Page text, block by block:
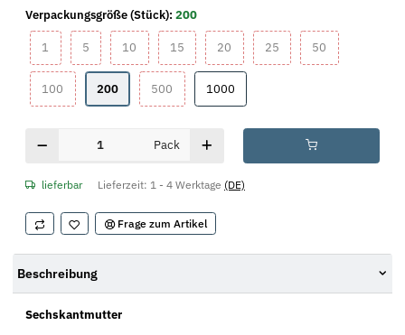
Verpackungsgröße (Stück): 200
1 55 10 10 1515 20 20 2525 50 50
100 100 200200 500 500 10001000
Pack
lieferbar Lieferzeit: 1 - 4 Werktage (DE)
Frage zum Artikel
Beschreibung
Sechskantmutter